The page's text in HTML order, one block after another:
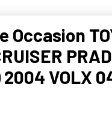
Occasion
VOLX